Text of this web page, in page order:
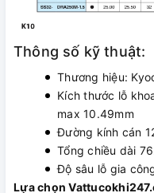
Thông số kỹ thuật:
Thương hiệu:
Kích thước lỗ
max 10.49mm
Đường kính cán
Tổng chiều dài
Độ sâu lỗ gia
Lựa chọn